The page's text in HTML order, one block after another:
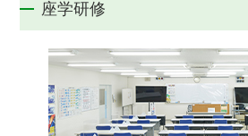
座学研修